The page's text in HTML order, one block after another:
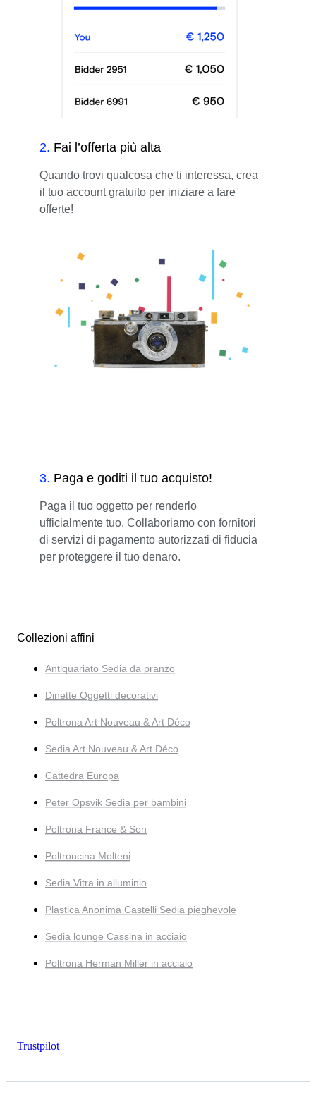
2. Fai l’offerta più alta
Quando trovi qualcosa che ti interessa, crea
il tuo account gratuito per iniziare a fare
offerte!
3. Paga e goditi il tuo acquisto!
Paga il tuo oggetto per renderlo
ufficialmente tuo. Collaboriamo con fornitori
di servizi di pagamento autorizzati di fiducia
per proteggere il tuo denaro.
Collezioni affini
Antiquariato Sedia da pranzo
Dinette Oggetti decorativi
Poltrona Art Nouveau & Art Déco
Sedia Art Nouveau & Art Déco
Cattedra Europa
Peter Opsvik Sedia per bambini
Poltrona France & Son
Poltroncina Molteni
Sedia Vitra in alluminio
Plastica Anonima Castelli Sedia pieghevole
Sedia lounge Cassina in acciaio
Poltrona Herman Miller in acciaio
Trustpilot